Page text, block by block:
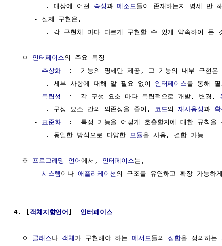
        . 대상에 어떤
속성과 메소드 들이 존재하는지 명세 만
     - 실제 구현은,
. 각 구현체 마다 다르게 구현할 수 있게 약속하여 둔
  ㅇ
인터페이스의 주요 특징
     -
추상화
:  기능의 명세만 제공, 그 기능의 내부 구현은
        . 세부 사항에 대해 알 필요 없이
인터페이스를 통해 필
     -
독립성
  :  각 구성 요소 마다 독립적으로 개발, 변경,
        . 구성 요소 간의 의존성을 줄여,
코드 의 재사용성과 확
     -
표준화
:  특정 기능을 어떻게 호출할지에 대한 규칙을
        . 동일한 방식으로 다양한
모듈을 사용, 결합 가능
  ※
프로그래밍 언어에서, 인터페이스는,
     -
시스템 이나 애플리케이션 의 구조를 유연하고 확장 가능하
4. [ 객체지향언어 ] 인터페이스
  ㅇ
클래스나 객체 가 구현해야 하는 메서드 들의 집합을 정의하는